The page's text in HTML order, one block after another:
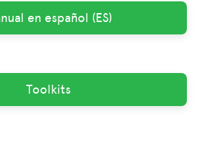
en español (ES)
Toolkits